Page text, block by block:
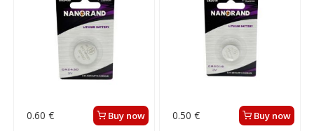
0.60 € Buy now 0.50 € Buy now